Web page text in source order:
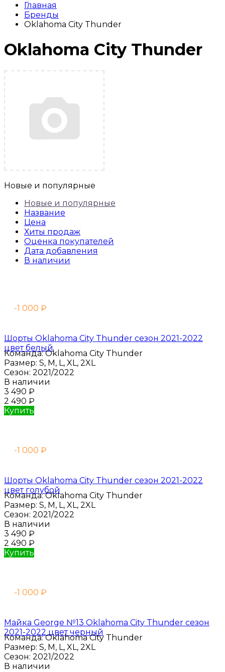
Главная
Бренды
Oklahoma City Thunder
Oklahoma City Thunder
Новые и популярные
Новые и популярные
Название
Цена
Хиты продаж
Оценка покупателей
Дата добавления
В наличии
-1 000 ₽
Шорты Oklahoma City Thunder сезон 2021-2022
цвет белый
Команда:Oklahoma City Thunder
Размер: S, M, L, XL, 2XL
Сезон: 2021/2022
В наличии
3 490 ₽
2 490 ₽
Купить
-1 000 ₽
Шорты Oklahoma City Thunder сезон 2021-2022
цвет голубой
Команда:Oklahoma City Thunder
Размер: S, M, L, XL, 2XL
Сезон: 2021/2022
В наличии
3 490 ₽
2 490 ₽
Купить
-1 000 ₽
Майка George №13 Oklahoma City Thunder сезон
2021-2022 цвет черный
Команда:Oklahoma City Thunder
Размер: S, M, L, XL, 2XL
Сезон: 2021/2022
В наличии